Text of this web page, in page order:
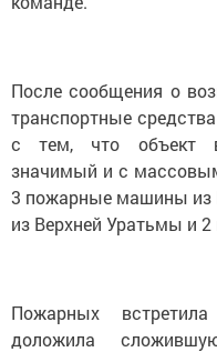
После сообщения о
транспортные
с тем, что объект
значимый и с
3 пожарные машины из
из Верхней Уратьмы и
Пожарных
доложила